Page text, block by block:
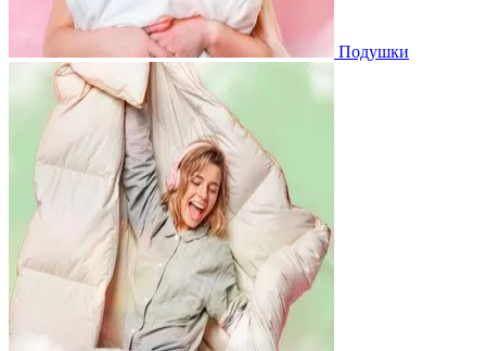
Подушки